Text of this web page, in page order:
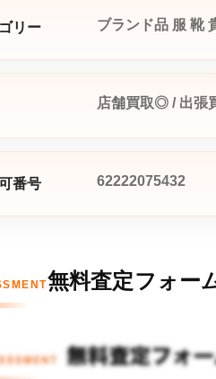
リー ブランド品 服 靴
店舗買取◎ / 出
番号 62222075432
無料査定フォー